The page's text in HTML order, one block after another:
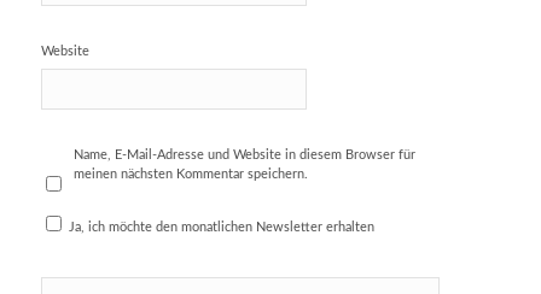
Website
Name, E-Mail-Adresse und Website in diesem Browser für
meinen nächsten Kommentar speichern.
Ja, ich möchte den monatlichen Newsletter erhalten